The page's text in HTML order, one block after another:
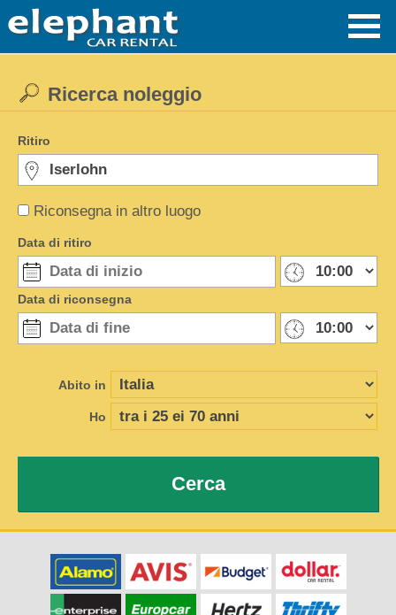
Riconsegna in altro luogo
Ricerca noleggio
Ritiro
Data di ritiro
Data di riconsegna
Abito in
Ho
Cerca